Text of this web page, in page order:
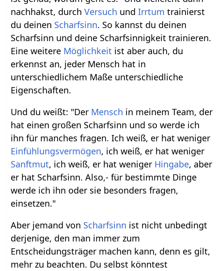
nachhakst, durchVersuch undIrrtum trainierst
du deinen Scharfsinn. So kannst du deinen
Scharfsinn und deine Scharfsinnigkeit trainieren.
Eine weitere Möglichkeit ist aber auch, du
erkennst an, jeder Mensch hat in
unterschiedlichem Maße unterschiedliche
Eigenschaften.
Und du weißt: "Der Mensch in meinem Team, der
hat einen großen Scharfsinn und so werde ich
ihn für manches fragen. Ich weiß, er hat weniger
Einfühlungsvermögen, ich weiß, er hat weniger
Sanftmut, ich weiß, er hat weniger Hingabe, aber
er hat Scharfsinn. Also,- für bestimmte Dinge
werde ich ihn oder sie besonders fragen,
einsetzen."
Aber jemand von Scharfsinn ist nicht unbedingt
derjenige, den man immer zum
Entscheidungsträger machen kann, denn es gilt,
mehr zu beachten. Du selbst könntest